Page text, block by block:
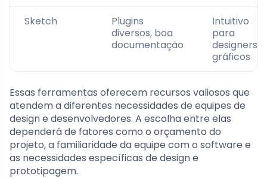
Sketch
Plugins
diversos, boa
documentação
Intuitivo
para
designers
gráficos
Essas ferramentas oferecem recursos valiosos que
atendem a diferentes necessidades de equipes de
design e desenvolvedores. A escolha entre elas
dependerá de fatores como o orçamento do
projeto, a familiaridade da equipe com o software e
as necessidades específicas de design e
prototipagem.